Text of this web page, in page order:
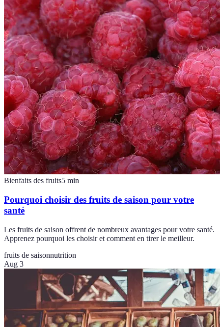
Bienfaits des fruits5 min
Pourquoi choisir des fruits de saison pour votre
santé
Les fruits de saison offrent de nombreux avantages pour votre santé.
Apprenez pourquoi les choisir et comment en tirer le meilleur.
fruits de saisonnutrition
Aug 3